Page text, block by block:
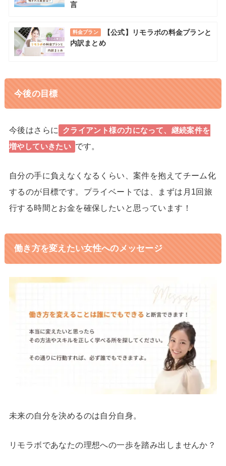
言
料金プラン
【公式】リモラボの料金プランと
内訳まとめ
今後の目標
今後はさらに
クライアント様の力になって、継続案件を
増やしていきたい です。
自分の手に負えなくなるくらい、案件を抱えてチーム化
するのが目標です。プライベートでは、まずは月1回旅
行する時間とお金を確保したいと思っています！
働き方を変えたい女性へのメッセージ
未来の自分を決めるのは自分自身。
リモラボであなたの理想への一歩を踏み出しませんか？